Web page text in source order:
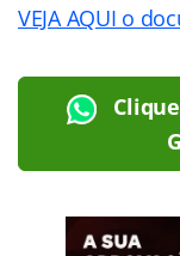
VEJA AQUI o